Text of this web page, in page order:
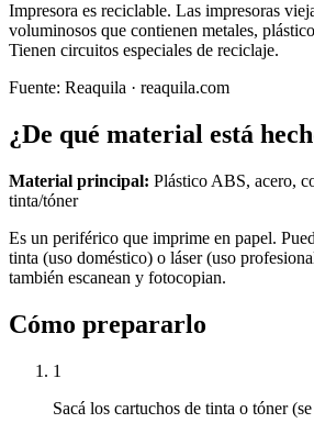
Impresora es reciclable. Las impresoras
voluminosos que contienen metales,
Tienen circuitos especiales de reciclaje.
Fuente: Reaquila · reaquila.com
¿De qué material está
Material principal: Plástico ABS, acero,
tinta/tóner
Es un periférico que imprime en papel.
tinta (uso doméstico) o láser (uso
también escanean y fotocopian.
Cómo prepararlo
1
Sacá los cartuchos de tinta o tóner